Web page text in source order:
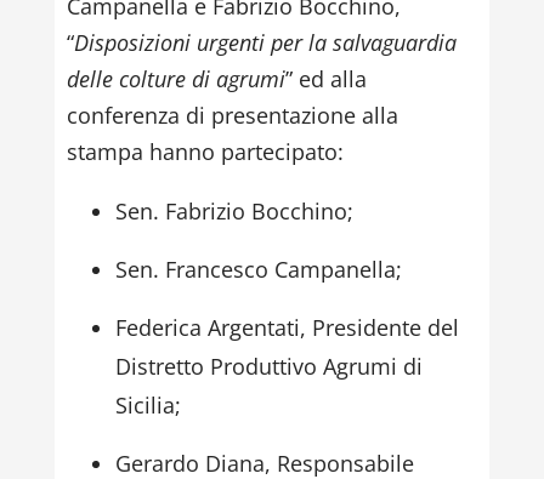
“Disposizioni urgenti per la salvaguardia
delle colture di agrumi” ed alla
conferenza di presentazione alla
stampa hanno partecipato:
Sen. Fabrizio Bocchino;
Sen. Francesco Campanella;
Federica Argentati, Presidente del
Distretto Produttivo Agrumi di
Sicilia;
Gerardo Diana, Responsabile